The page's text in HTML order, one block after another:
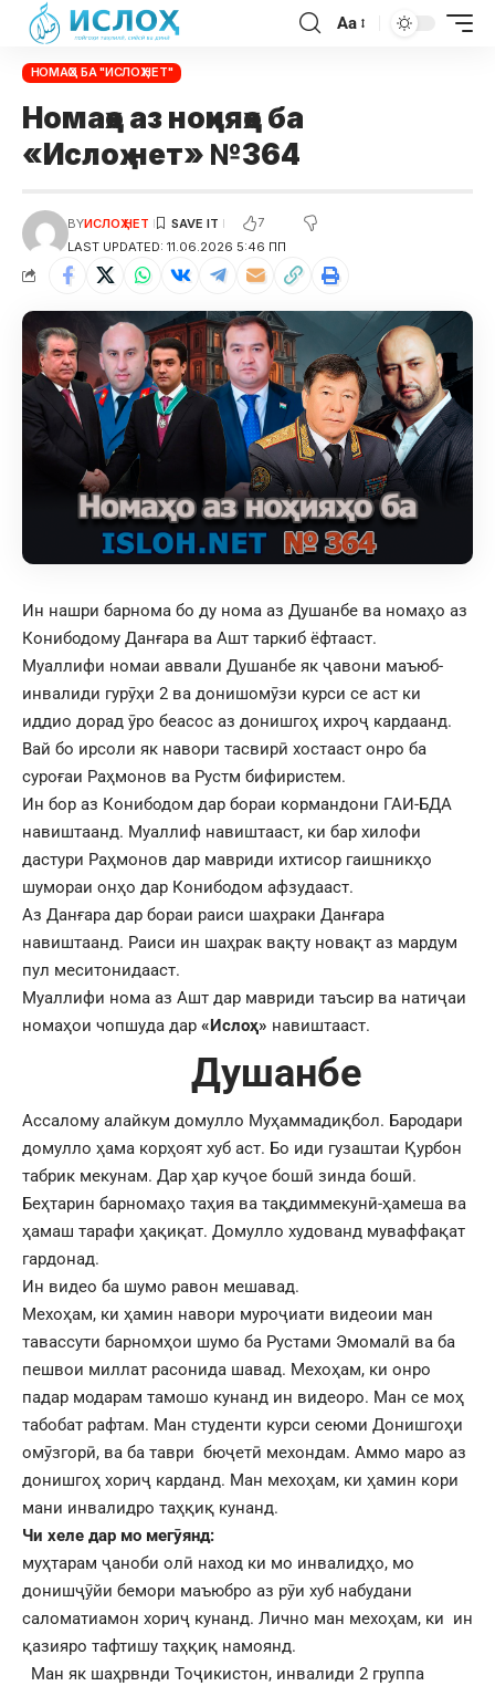
Aa
НОМАҲО БА "ИСЛОҲ.НЕТ"
Номаҳо аз ноҳияҳо ба
«Ислоҳ.нет» №364
LAST UPDATED: 11.06.2026 5:46 ПП
BYИСЛОҲ НЕТ 7
Ин нашри барнома бо ду нома аз Душанбе ва номаҳо аз
Конибодому Данғара ва Ашт таркиб ёфтааст.
Муаллифи номаи аввали Душанбе як ҷавони маъюб-
инвалиди гурӯҳи 2 ва донишомӯзи курси се аст ки
иддио дорад ӯро беасос аз донишгоҳ ихроҷ кардаанд.
Вай бо ирсоли як навори тасвирӣ хостааст онро ба
суроғаи Раҳмонов ва Рустм бифиристем.
Ин бор аз Конибодом дар бораи кормандони ГАИ-БДА
навиштаанд. Муаллиф навиштааст, ки бар хилофи
дастури Раҳмонов дар мавриди ихтисор гаишникҳо
шумораи онҳо дар Конибодом афзудааст.
Аз Данғара дар бораи раиси шаҳраки Данғара
навиштаанд. Раиси ин шаҳрак вақту новақт аз мардум
пул меситонидааст.
Муаллифи нома аз Ашт дар мавриди таъсир ва натиҷаи
номаҳои чопшуда дар «Ислоҳ» навиштааст.
Душанбе
Ассалому алайкум домулло Муҳаммадиқбол. Бародари
домулло ҳама корҳоят хуб аст. Бо иди гузаштаи Қурбон
табрик мекунам. Дар ҳар куҷое бошӣ зинда бошӣ.
Беҳтарин барномаҳо таҳия ва тақдиммекунӣ-ҳамеша ва
ҳамаш тарафи ҳақиқат. Домулло худованд муваффақат
гардонад.
Ин видео ба шумо равон мешавад.
Мехоҳам, ки ҳамин навори муроҷиати видеоии ман
тавассути барномҳои шумо ба Рустами Эмомалӣ ва ба
пешвои миллат расонида шавад. Мехоҳам, ки онро
падар модарам тамошо кунанд ин видеоро. Ман се моҳ
табобат рафтам. Ман студенти курси сеюми Донишгоҳи
омӯзгорӣ, ва ба таври бюҷетӣ мехондам. Аммо маро аз
донишгоҳ хориҷ карданд. Ман мехоҳам, ки ҳамин кори
мани инвалидро таҳқиқ кунанд.
Чи хеле дар мо мегӯянд:
муҳтарам ҷаноби олӣ наход ки мо инвалидҳо, мо
донишҷӯйи бемори маъюбро аз рӯи хуб набудани
саломатиамон хориҷ кунанд. Лично ман мехоҳам, ки ин
қазияро тафтишу таҳқиқ намоянд.
Ман як шаҳрвнди Тоҷикистон, инвалиди 2 группа